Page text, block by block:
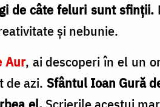
de câte feluri sunt sfinţii.
şi nebunie.
Aur, ai descoperi în el un
de azi. Sfântul Ioan Gură